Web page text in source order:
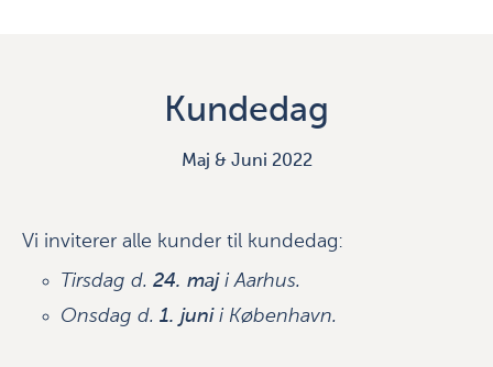
Kundedag
Maj & Juni 2022
Vi inviterer alle kunder til kundedag:
Tirsdag d. 24. maji Aarhus.
Onsdag d. 1. junii København.